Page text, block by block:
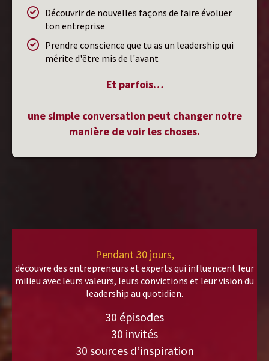
Découvrir de nouvelles façons de faire évoluer
ton entreprise
Prendre conscience que tu as un leadership qui
mérite d'être mis de l'avant
Et parfois…
une simple conversation peut changer notre
manière de voir les choses.
Pendant 30 jours,
découvre des entrepreneurs et experts qui influencent leur
milieu avec leurs valeurs, leurs convictions et leur vision du
leadership au quotidien.
30 épisodes
30 invités
30 sources d’inspiration